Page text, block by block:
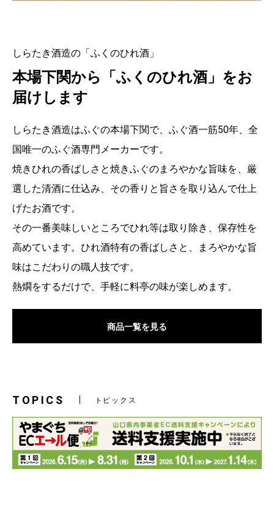
しらたき酒造の「ふくのひれ酒」
本場下関から「ふくのひれ酒」をお
届けします
しらたき酒造はふぐの本場下関で、ふぐ酒一筋50年、全
国唯一のふぐ酒専門メーカーです。
焼きひれの香ばしさと焼きふぐのまろやかな旨味を、厳
選した清酒に仕込み、その香りと旨さを取り込んで仕上
げたお酒です。
その一番美味しいところでひれ等は取り除き、保存性を
高めています。ひれ酒特有の香ばしさと、まろやかな旨
味はこだわりの職人技です。
熱燗をするだけで、手軽に料亭の味が楽しめます。
商品一覧を見る
TOPICS トピックス